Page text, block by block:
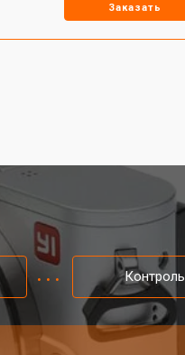
Заказать
Заказать
Заказать
Контроль